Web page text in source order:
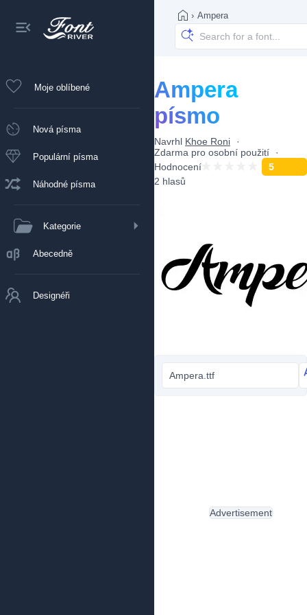
Moje oblíbené
Nová písma
Populární písma
Náhodné písma
Kategorie
Abecedně
Designéři
› Ampera
Ampera
písmo
Navrhl Khoe Roni
Zdarma pro osobní použití
Hodnocení
5
2 hlasů
Ampera.ttf
Advertisement